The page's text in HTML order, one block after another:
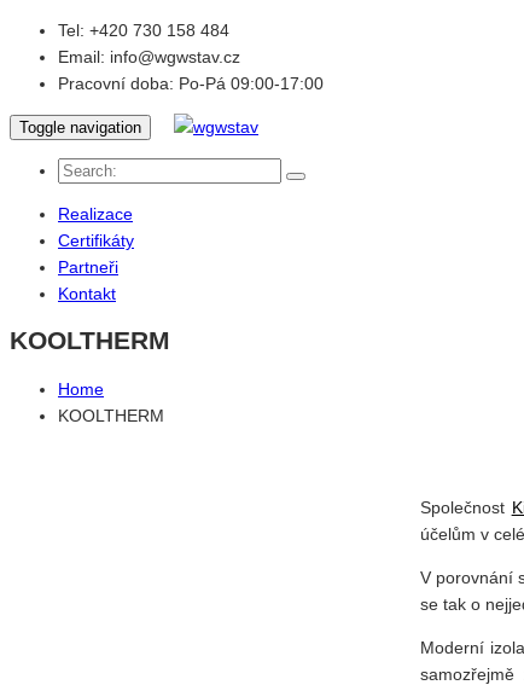
Tel: +420 730 158 484
Email: info@wgwstav.cz
Pracovní doba: Po-Pá 09:00-17:00
Toggle navigation
Realizace
Certifikáty
Partneři
Kontakt
KOOLTHERM
Home
KOOLTHERM
Společnost
účelům v
V porovnání
se tak o
Moderní